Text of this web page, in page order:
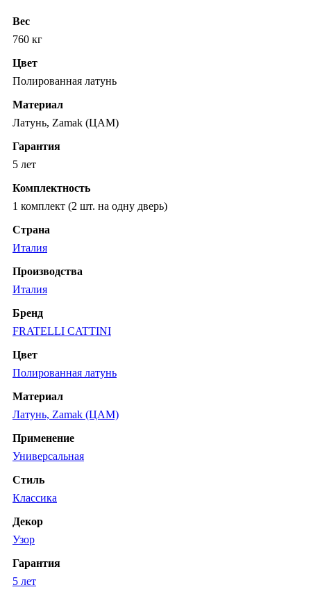
Вес
760 кг
Цвет
Полированная латунь
Материал
Латунь, Zamak (ЦАМ)
Гарантия
5 лет
Комплектность
1 комплект (2 шт. на одну дверь)
Страна
Италия
Производства
Италия
Бренд
FRATELLI CATTINI
Цвет
Полированная латунь
Материал
Латунь, Zamak (ЦАМ)
Применение
Универсальная
Стиль
Классика
Декор
Узор
Гарантия
5 лет